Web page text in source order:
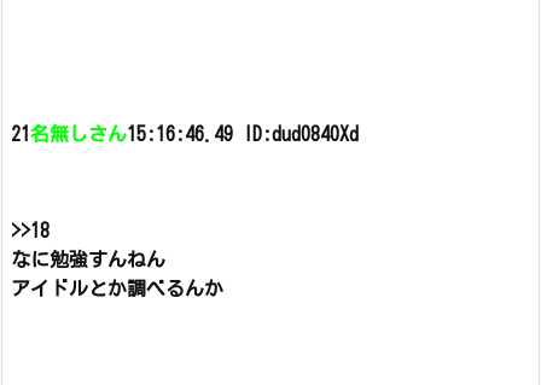
21 名無しさん15:16:46.49 ID:dud0840Xd
>>18
なに勉強すんねん
アイドルとか調べるんか